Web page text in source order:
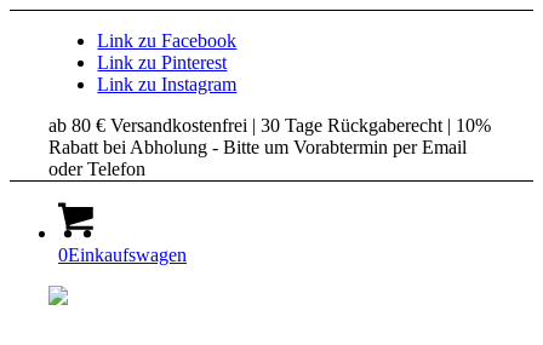
Link zu Facebook
Link zu Pinterest
Link zu Instagram
ab 80 € Versandkostenfrei | 30 Tage Rückgaberecht | 10%
Rabatt bei Abholung - Bitte um Vorabtermin per Email
oder Telefon
0Einkaufswagen